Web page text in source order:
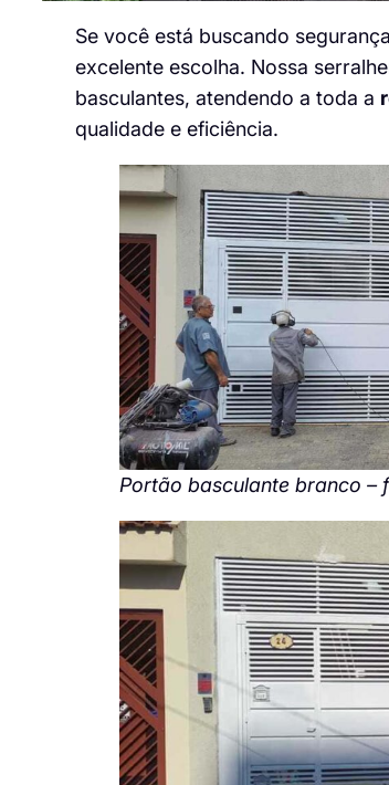
Se você está buscando
excelente escolha. Nossa
basculantes, atendendo a toda a
qualidade e eficiência.
Portão basculante branco –